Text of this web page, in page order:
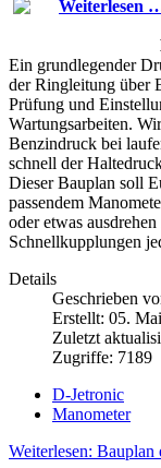
Ein grundlegender
der Ringleitung über
Prüfung und
Wartungsarbeiten.
Benzindruck bei
schnell der
Dieser Bauplan soll
passendem
oder etwas
Schnellkupplungen
Details
Geschrieben
Erstellt: 05.
Zuletzt
Zugriffe: 7189
D-Jetronic
Manometer
Weiterlesen: